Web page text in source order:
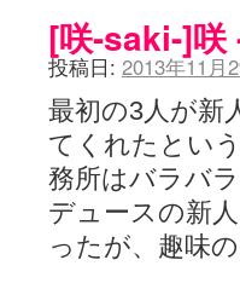
[咲-saki-]咲
投稿日: 2013年11月
最初の3人が新
てくれたとい
務所はバラバ
デュースの新
ったが、趣味